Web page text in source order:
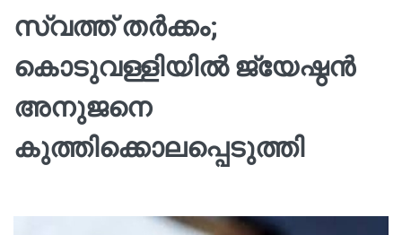
സ്വത്ത് തർക്കം;
കൊടുവള്ളിയില്‍ ജ്യേഷ്ഠന്‍
അനുജനെ
കുത്തിക്കൊലപ്പെടുത്തി